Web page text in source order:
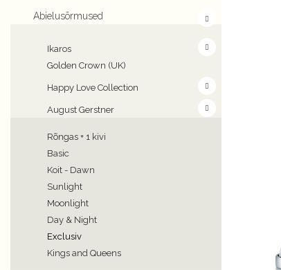
Abielusõrmused
Ikaros
Golden Crown (UK)
Happy Love Collection
August Gerstner
Rõngas + 1 kivi
Basic
Koit - Dawn
Sunlight
Moonlight
Day & Night
Exclusiv
Kings and Queens